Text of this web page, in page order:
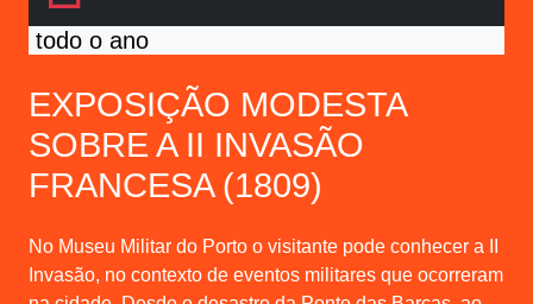
todo o ano
EXPOSIÇÃO MODESTA
SOBRE A II INVASÃO
FRANCESA (1809)
No Museu Militar do Porto o visitante pode conhecer a II
Invasão, no contexto de eventos militares que ocorreram